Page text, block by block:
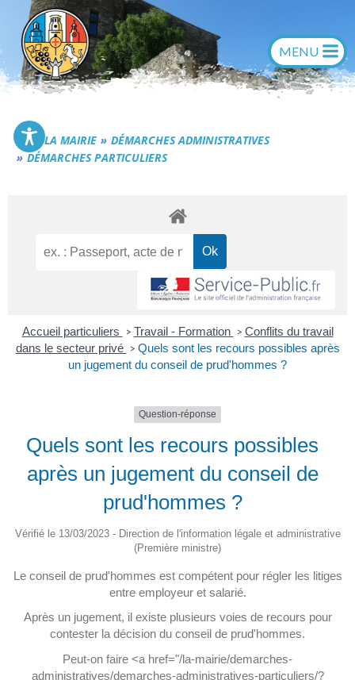
contenu
Commune de Générac
LA MAIRIE
DÉMARCHES ADMINISTRATIVES
DÉMARCHES PARTICULIERS
Accueil particuliers > Travail - Formation > Conflits du travail
dans le secteur privé > Quels sont les recours possibles après
un jugement du conseil de prud'hommes ?
Question-réponse
Quels sont les recours possibles
après un jugement du conseil de
prud'hommes ?
Vérifié le 13/03/2023 - Direction de l'information légale et administrative
(Première ministre)
Le conseil de prud'hommes est compétent pour régler les litiges
entre employeur et salarié.
Après un jugement, il existe plusieurs voies de recours pour
contester la décision du conseil de prud'hommes.
Peut-on faire <a href="/la-mairie/demarches-
administratives/demarches-administratives-particuliers/?